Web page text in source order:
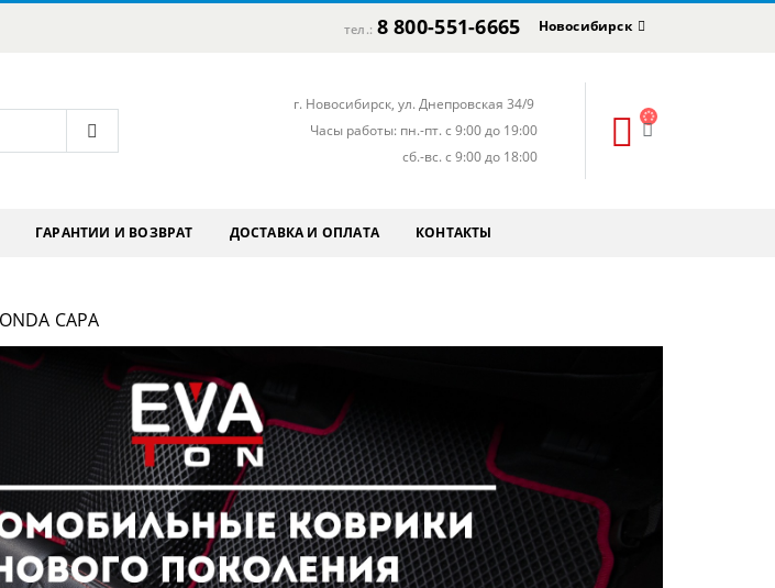
тел.: 8 800-551-6665 Новосибирск
г. Новосибирск, ул. Днепровская 34/9
Часы работы: пн.-пт. с 9:00 до 19:00
сб.-вс. с 9:00 до 18:00
ГАРАНТИИ И ВОЗВРАТ ДОСТАВКА И ОПЛАТА КОНТАКТЫ
CAPA